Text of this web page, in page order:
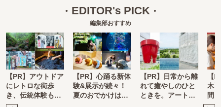
EDITOR's PICK
編集部おすすめ
【PR】アウトドア
にレトロな街歩
き、伝統体験も…
【PR】心踊る新体
験&展示が続々！
夏のおでかけは…
【PR】日常から離
れて癒やしのひと
ときを。アート…
【
木
間